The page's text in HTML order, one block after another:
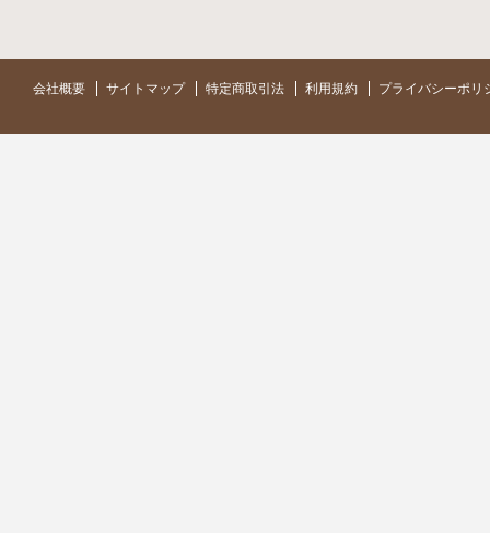
会社概要 サイトマップ 特定商取引法 利用規約 プライバシーポリ